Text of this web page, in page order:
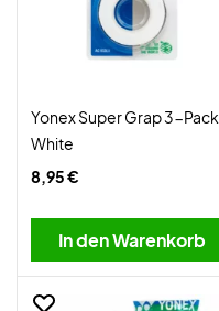
Yonex Super Grap 3-Pack
White
8,95 €
In den Warenkorb